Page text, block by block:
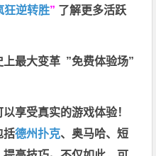
狂逆转胜” 了解更多活跃
上最大变革 ”免费体验场”
享受真实的游戏体验！
括德州扑克、奥马哈、短